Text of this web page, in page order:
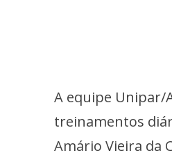
A equipe Unipar/
treinamentos
Amário Vieira da